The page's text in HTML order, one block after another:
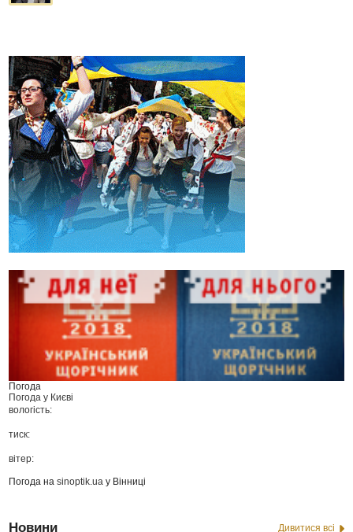
Погода
Погода у Києві
вологість:
тиск:
вітер:
Погода наsinoptik.ua у Вінниці
Новини Дивитися всі